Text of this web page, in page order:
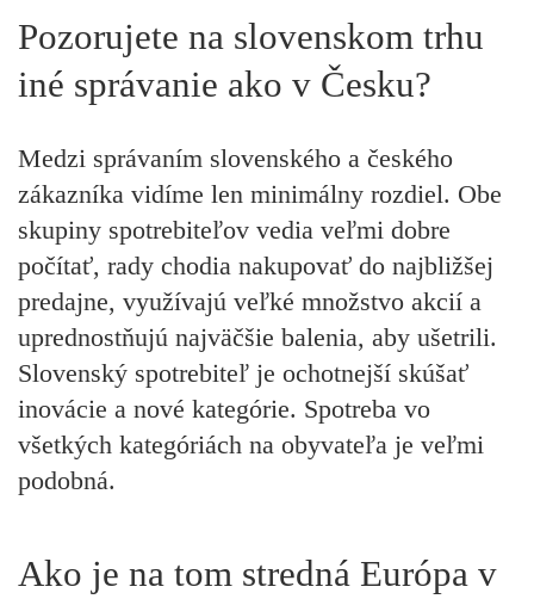
Pozorujete na slovenskom trhu
iné správanie ako v Česku?
Medzi správaním slovenského a českého
zákazníka vidíme len minimálny rozdiel. Obe
skupiny spotrebiteľov vedia veľmi dobre
počítať, rady chodia nakupovať do najbližšej
predajne, využívajú veľké množstvo akcií a
uprednostňujú najväčšie balenia, aby ušetrili.
Slovenský spotrebiteľ je ochotnejší skúšať
inovácie a nové kategórie. Spotreba vo
všetkých kategóriách na obyvateľa je veľmi
podobná.
Ako je na tom stredná Európa v